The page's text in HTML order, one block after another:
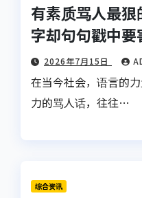
有素质骂人最
字却句句戳中要
2026年7月15日
在当今社会，语言的
力的骂人话，往往…
综合资讯